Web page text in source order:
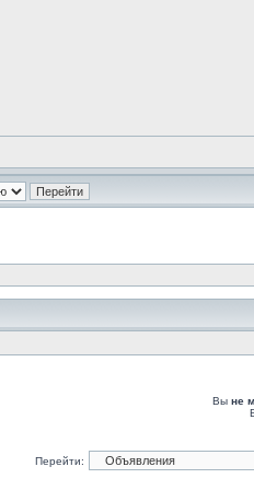
Вы не
Перейти: